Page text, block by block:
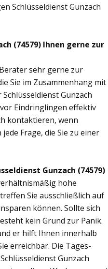
Schlüsseldienst Gunzach
(74579) Ihnen gerne zur
sehr gerne zur
Sie im Zusammenhang mit
Gunzach
Eindringlingen effektiv
kontaktieren, wenn
Frage, die Sie zu einer
Gunzach (74579)
hohe
Sie ausschließlich auf
können. Sollte sich
kein Grund zur Panik.
er hilft Ihnen innerhalb
erreichbar. Die Tages-
Gunzach